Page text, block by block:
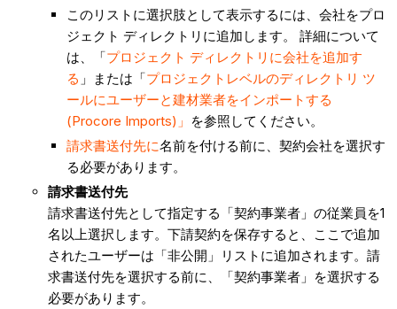
このリストに選択肢として表示するには、会社をプロ
ジェクト ディレクトリに追加します。 詳細について
は、「プロジェクト ディレクトリに会社を追加す
る 」または「プロジェクトレベルのディレクトリ ツ
ールにユーザーと建材業者をインポートする
(Procore Imports)」 を参照してください。
請求書送付先に名前を付ける前に、契約会社を選択す
る必要があります。
請求書送付先
請求書送付先として指定する「契約事業者」の従業員を1
名以上選択します。下請契約を保存すると、ここで追加
されたユーザーは「非公開」リストに追加されます。請
求書送付先を選択する前に、「契約事業者」を選択する
必要があります。